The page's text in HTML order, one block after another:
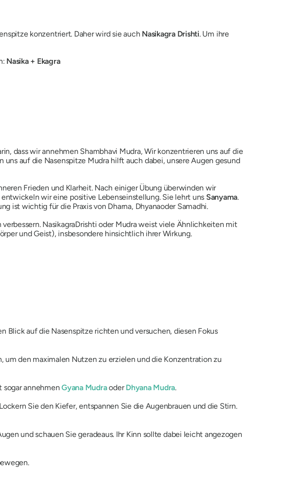
konzentriert. Daher wird sie auch Nasikagra Drishti. Um ihre
Nasika + Ekagra
dass wir annehmen Shambhavi Mudra, Wir konzentrieren uns auf die
uns auf die Nasenspitze Mudrahilft auch dabei, unsere Augen gesund
Frieden und Klarheit. Nach einiger Übung überwinden wir
wir eine positive Lebenseinstellung. Sie lehrt uns Sanyama.
ist wichtig für die Praxis von Dharna, Dhyanaoder Samadhi.
NasikagraDrishti oder Mudraweist viele Ähnlichkeiten mit
und Geist), insbesondere hinsichtlich ihrer Wirkung.
Blick auf die Nasenspitze richten und versuchen, diesen Fokus
den maximalen Nutzen zu erzielen und die Konzentration zu
sogar annehmenGyana MudraoderDhyana Mudra.
Sie den Kiefer, entspannen Sie die Augenbrauen und die Stirn.
und schauen Sie geradeaus. Ihr Kinn sollte dabei leicht angezogen